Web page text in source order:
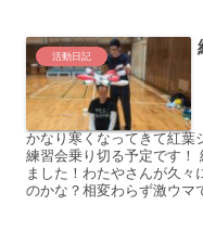
活動日記
かなり寒くなってきて紅葉
練習会乗り切る予定です！
ました！わたやさんが久
のかな？相変わらず激ウマ